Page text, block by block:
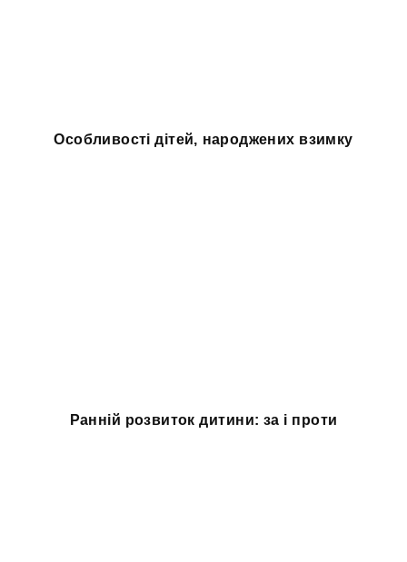
Особливості дітей, народжених взимку
Ранній розвиток дитини: за і проти